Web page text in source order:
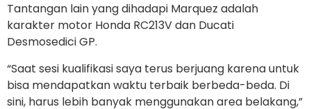
Tantangan lain yang dihadapi Marquez adalah
karakter motor Honda RC213V dan Ducati
Desmosedici GP.
“Saat sesi kualifikasi saya terus berjuang karena untuk
bisa mendapatkan waktu terbaik berbeda-beda. Di
sini, harus lebih banyak menggunakan area belakang,”